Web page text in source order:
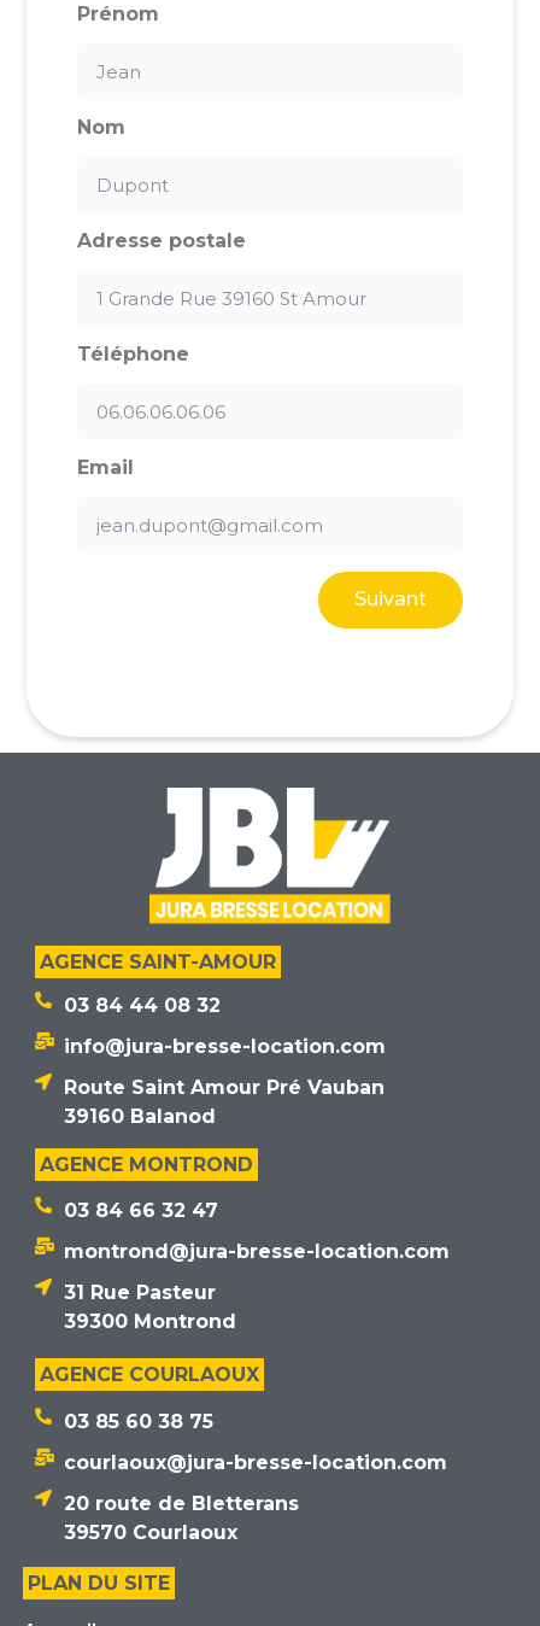
Prénom
Nom
Adresse postale
Téléphone
Email
Suivant
AGENCE SAINT-AMOUR
03 84 44 08 32
info@jura-bresse-location.com
Route Saint Amour Pré Vauban
39160 Balanod
AGENCE MONTROND
03 84 66 32 47
montrond@jura-bresse-location.com
31 Rue Pasteur
39300 Montrond
AGENCE COURLAOUX
03 85 60 38 75
courlaoux@jura-bresse-location.com
20 route de Bletterans
39570 Courlaoux
PLAN DU SITE